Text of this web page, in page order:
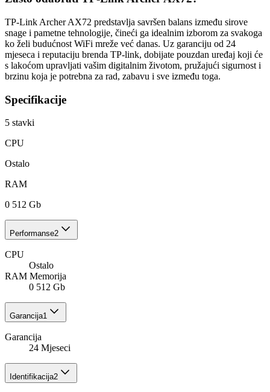
TP-Link Archer AX72 predstavlja savršen balans između sirove
snage i pametne tehnologije, čineći ga idealnim izborom za svakoga
ko želi budućnost WiFi mreže već danas. Uz garanciju od 24
mjeseca i reputaciju brenda TP-link, dobijate pouzdan uređaj koji će
s lakoćom upravljati vašim digitalnim životom, pružajući sigurnost i
brzinu koja je potrebna za rad, zabavu i sve između toga.
Specifikacije
5 stavki
CPU
Ostalo
RAM
0 512 Gb
Performanse2
CPU
Ostalo
RAM Memorija
0 512 Gb
Garancija1
Garancija
24 Mjeseci
Identifikacija2